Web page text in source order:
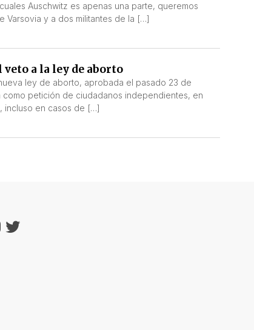
Auschwitz es apenas una parte, queremos
Varsovia y a dos militantes de la […]
a la ley de aborto
ley de aborto, aprobada el pasado 23 de
petición de ciudadanos independientes, en
incluso en casos de […]